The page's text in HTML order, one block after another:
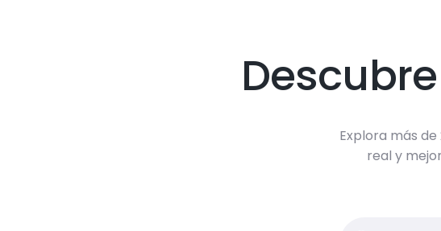
Explora más
real y